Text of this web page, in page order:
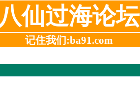
八仙过海论坛
记住我们:ba91.com